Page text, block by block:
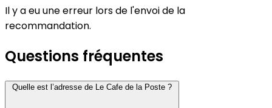
Il y a eu une erreur lors de l'envoi de la
recommandation.
Questions fréquentes
Quelle est l’adresse de Le Cafe de la Poste ?